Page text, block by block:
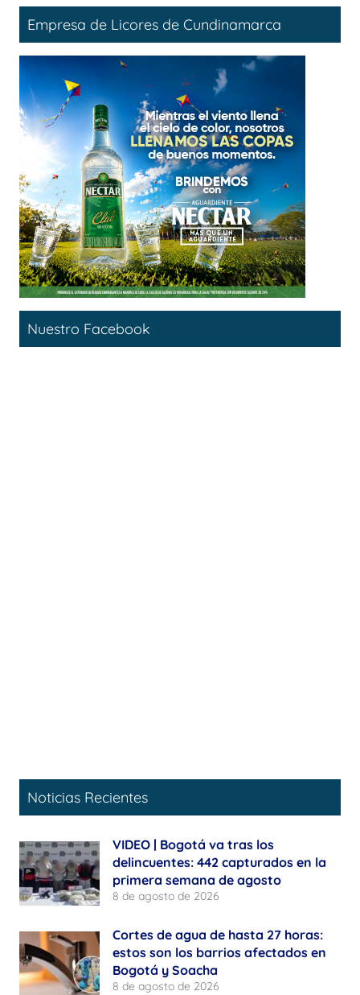
Empresa de Licores de Cundinamarca
Nuestro Facebook
Noticias Recientes
VIDEO | Bogotá va tras los
delincuentes: 442 capturados en la
primera semana de agosto
8 de agosto de 2026
Cortes de agua de hasta 27 horas:
estos son los barrios afectados en
Bogotá y Soacha
8 de agosto de 2026